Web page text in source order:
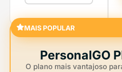
MAIS POPULAR
PersonalGO
O plano mais vantajoso